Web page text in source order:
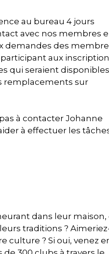
au bureau 4 jours
avec nos membres
demandes des
aux
qui seraient disponibles
remplacements sur
à contacter Johanne
à effectuer les
dans leur maison,
traditions ?
culture ? Si oui, venez